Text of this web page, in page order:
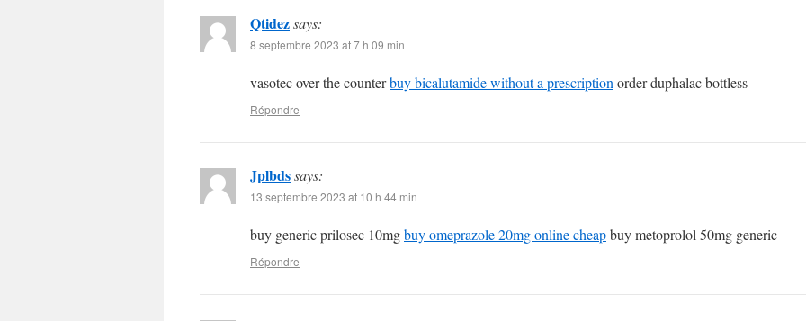
Qtidezsays:
8 septembre 2023 at 7 h 09 min
vasotec over the counterbuy bicalutamide without a prescription order duphalac bottless
Répondre
Jplbdssays:
13 septembre 2023 at 10 h 44 min
buy generic prilosec 10mgbuy omeprazole 20mg online cheapbuy metoprolol 50mg generic
Répondre